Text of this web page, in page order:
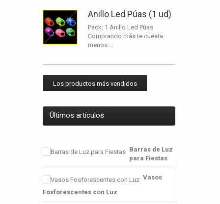
Anillo Led Púas (1 ud)
Pack: 1 Anillo Led Púas
Comprando más te cuesta
menos:...
Los productos más vendidos
Últimos artículos
Barras de Luz
para Fiestas
Vasos
Fosforescentes con Luz